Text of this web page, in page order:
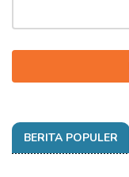
BERITA POPULER